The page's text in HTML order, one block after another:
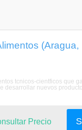
(Aragua,
tcnicos-cientficos que
desarrollar nuevos
Precio